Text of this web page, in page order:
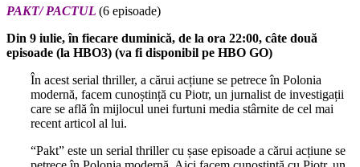
PAKT/ PACTUL (6 episoade)
Din 9 iulie, în fiecare duminică, de la ora 22:00, câte două
episoade (la HBO3) (va fi disponibil pe HBO GO)
În acest serial thriller, a cărui acțiune se petrece în Polonia
modernă, facem cunoștință cu Piotr, un jurnalist de investigații
care se află în mijlocul unei furtuni media stârnite de cel mai
recent articol al lui.
“Pakt” este un serial thriller cu șase episoade a cărui acțiune se